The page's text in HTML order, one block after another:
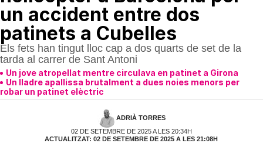
un accident entre dos
patinets a Cubelles
Els fets han tingut lloc cap a dos quarts de set de la
tarda al carrer de Sant Antoni
Un jove atropellat mentre circulava en patinet a Girona
Un lladre apallissa brutalment a dues noies menors per
robar un patinet elèctric
ADRIÀ TORRES
02 DE SETEMBRE DE 2025 A LES 20:34H
ACTUALITZAT: 02 DE SETEMBRE DE 2025 A LES 21:08H